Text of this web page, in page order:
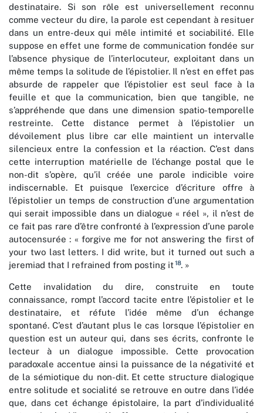
destinataire. Si son rôle est universellement reconnu
comme vecteur du dire, la parole est cependant à resituer
dans un entre-deux qui mêle intimité et sociabilité. Elle
suppose en effet une forme de communication fondée sur
l’absence physique de l’interlocuteur, exploitant dans un
même temps la solitude de l’épistolier. Il n’est en effet pas
absurde de rappeler que l’épistolier est seul face à la
feuille et que la communication, bien que tangible, ne
s’appréhende que dans une dimension spatio-temporelle
restreinte. Cette distance permet à l’épistolier un
dévoilement plus libre car elle maintient un intervalle
silencieux entre la confession et la réaction. C’est dans
cette interruption matérielle de l’échange postal que le
non-dit s’opère, qu’il créée une parole indicible voire
indiscernable. Et puisque l’exercice d’écriture offre à
l’épistolier un temps de construction d’une argumentation
qui serait impossible dans un dialogue « réel », il n’est de
ce fait pas rare d’être confronté à l’expression d’une parole
autocensurée : « forgive me for not answering the first of
your two last letters. I did write, but it turned out such a
jeremiad that I refrained from posting it 18. »
Cette invalidation du dire, construite en toute
connaissance, rompt l’accord tacite entre l’épistolier et le
destinataire, et réfute l’idée même d’un échange
spontané. C’est d’autant plus le cas lorsque l’épistolier en
question est un auteur qui, dans ses écrits, confronte le
lecteur à un dialogue impossible. Cette provocation
paradoxale accentue ainsi la puissance de la négativité et
de la sémiotique du non-dit. Et cette structure dialogique
entre solitude et socialité se retrouve en outre dans l’idée
que, dans cet échange épistolaire, la part d’individualité